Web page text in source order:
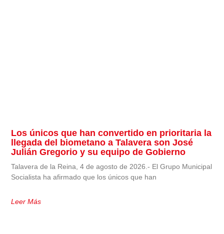
Los únicos que han convertido en prioritaria la
llegada del biometano a Talavera son José
Julián Gregorio y su equipo de Gobierno
Talavera de la Reina, 4 de agosto de 2026.- El Grupo Municipal
Socialista ha afirmado que los únicos que han
Leer Más